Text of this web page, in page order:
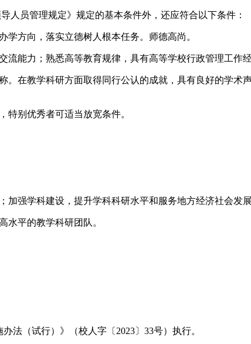
人员管理规定》规定的基本条件外，还应符合以下条件：
方向，落实立德树人根本任务。师德高尚。
能力；熟悉高等教育规律，具有高等学校行政管理工作经
。在教学科研方面取得同行公认的成就，具有良好的学
特别优秀者可适当放宽条件。
强学科建设，提升学科科研水平和服务地方经济社会发展
水平的教学科研团队。
法（试行）》（校人字〔2023〕33号）执行。